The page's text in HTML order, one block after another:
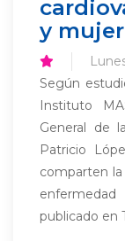
y
Según
Instituto
General de
Patricio
comparten
publicado en